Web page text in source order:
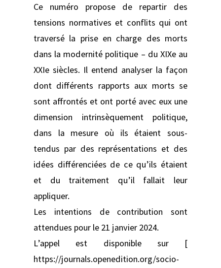
Ce numéro propose de repartir des
tensions normatives et conflits qui ont
traversé la prise en charge des morts
dans la modernité politique – du XIXe au
XXIe siècles. Il entend analyser la façon
dont différents rapports aux morts se
sont affrontés et ont porté avec eux une
dimension intrinsèquement politique,
dans la mesure où ils étaient sous-
tendus par des représentations et des
idées différenciées de ce qu’ils étaient
et du traitement qu’il fallait leur
appliquer.
Les intentions de contribution sont
attendues pour le 21 janvier 2024.
L’appel est disponible sur [
https://journals.openedition.org/socio-